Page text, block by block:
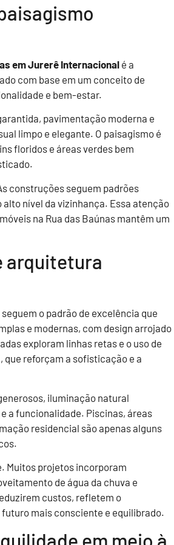
em Jurerê Internacional é a
com base em um conceito de
e bem-estar.
pavimentação moderna e
limpo e elegante. O paisagismo é
floridos e áreas verdes bem
construções seguem padrões
nível da vizinhança. Essa atenção
na Rua das Baúnas mantêm um
arquitetura
seguem o padrão de excelência que
e modernas, com design arrojado
exploram linhas retas e o uso de
que reforçam a sofisticação e a
iluminação natural
a funcionalidade. Piscinas, áreas
residencial são apenas alguns
Muitos projetos incorporam
de água da chuva e
custos, refletem o
mais consciente e equilibrado.
em meio à